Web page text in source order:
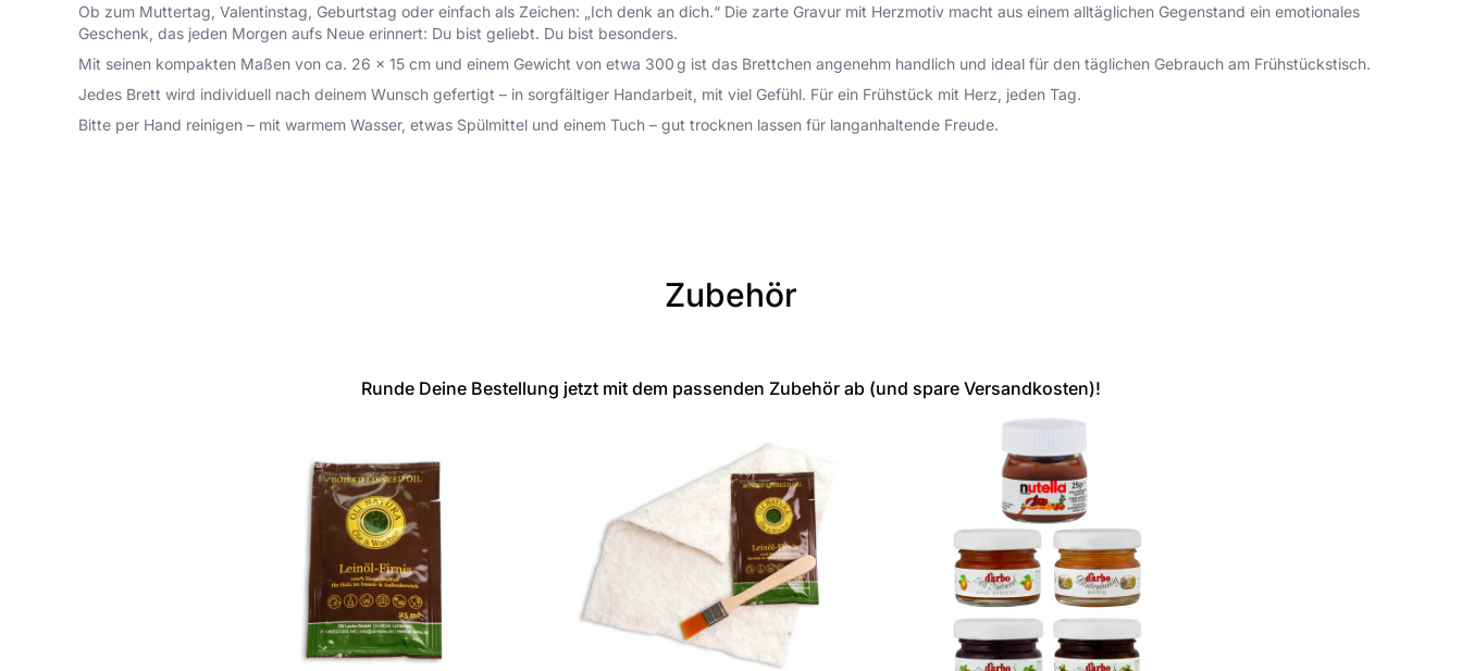
Ob zum Muttertag, Valentinstag, Geburtstag oder einfach als Zeichen: „Ich denk an dich.“ Die zarte Gravur mit Herzmotiv macht aus einem alltäglichen Gegenstand ein emotionales
Geschenk, das jeden Morgen aufs Neue erinnert: Du bist geliebt. Du bist besonders.
Mit seinen kompakten Maßen von ca. 26 x 15 cm und einem Gewicht von etwa 300 g ist das Brettchen angenehm handlich und ideal für den täglichen Gebrauch am Frühstückstisch.
Jedes Brett wird individuell nach deinem Wunsch gefertigt – in sorgfältiger Handarbeit, mit viel Gefühl. Für ein Frühstück mit Herz, jeden Tag.
Bitte per Hand reinigen – mit warmem Wasser, etwas Spülmittel und einem Tuch – gut trocknen lassen für langanhaltende Freude.
Zubehör
Runde Deine Bestellung jetzt mit dem passenden Zubehör ab (und spare Versandkosten)!